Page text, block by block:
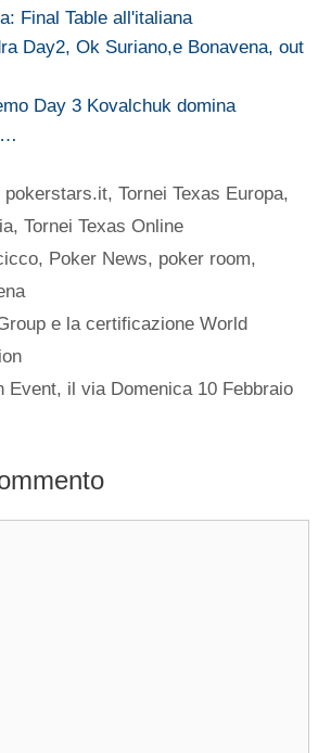
Final Table all'italiana
Day2, Ok Suriano,e Bonavena, out
Day 3 Kovalchuk domina
pokerstars.it,Tornei Texas Europa,
, Tornei Texas Online
, Poker News, poker room,
e la certificazione World
Event, il via Domenica 10 Febbraio